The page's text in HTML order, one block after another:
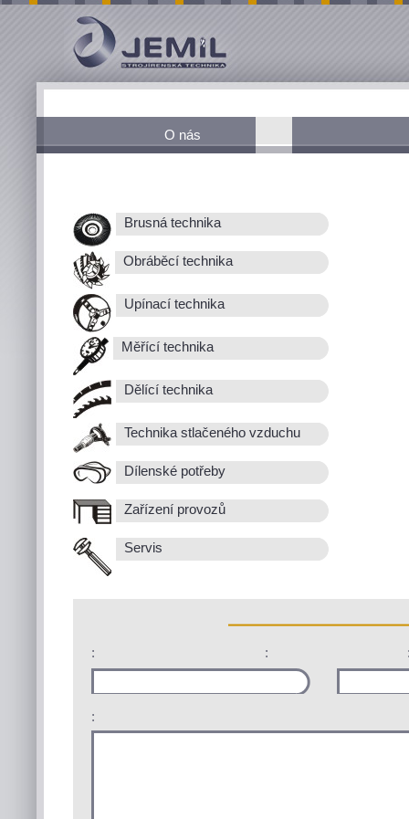
O nás
Brusná technika
Obráběcí technika
Upínací technika
Měřící technika
Dělící technika
Technika stlačeného vzduchu
Dílenské potřeby
Zařízení provozů
Servis
: :
: